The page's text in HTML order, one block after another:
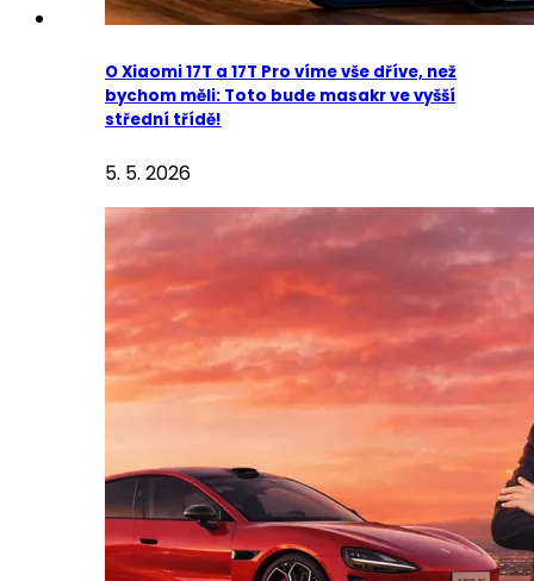
O Xiaomi 17T a 17T Pro víme vše dříve, než
bychom měli: Toto bude masakr ve vyšší
střední třídě!
5. 5. 2026